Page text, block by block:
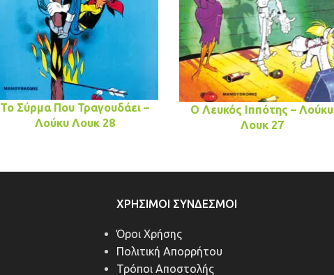
Το Σύρμα Που Τραγουδάει –
Λούκυ Λουκ 28
Ο Λευκός Ιππότης – Λούκυ
Λουκ 27
ΧΡΉΣΙΜΟΙ ΣΎΝΔΕΣΜΟΙ
Όροι Χρήσης
Πολιτική Απορρήτου
Τρόποι Αποστολής